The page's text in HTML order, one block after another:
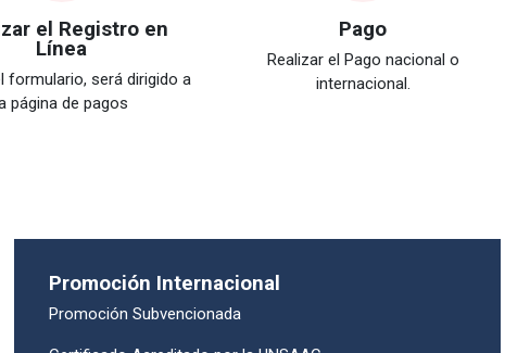
el Registro en
Línea
formulario, será dirigido a
página de pagos
Pago
Realizar el Pago nacional o
internacional.
Promoción Internacional
Promoción Subvencionada